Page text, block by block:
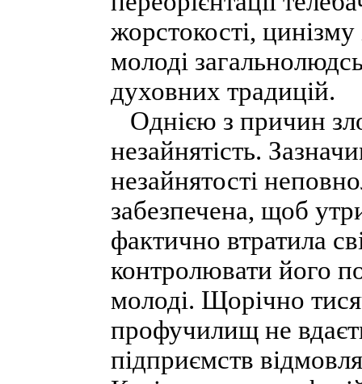
жорстокості,
молоді
духовних традицій.
Однією з причин
незайнятість.
незайнятості
забезпечена, щоб
фактично втратила
контролювати його
молоді. Щорічно
профучилищ не
підприємств